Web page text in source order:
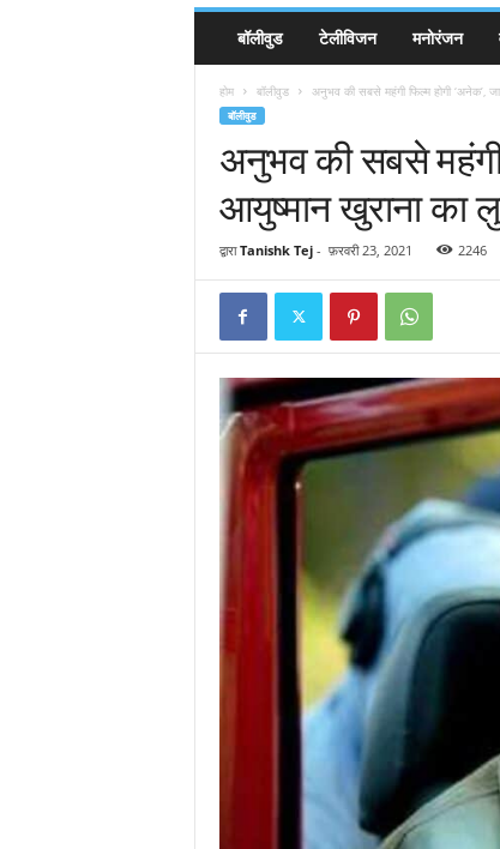
बॉलीवुड टेलीविजन मनोरंजन
होम बॉलीवुड अनुभव की सबसे महंगी फिल्म होगी ‘अनेक’,
बॉलीवुड
अनुभव की सबसे महंगी
आयुष्मान खुराना का
द्वारा Tanishk Tej- फ़रवरी 23, 2021 2246